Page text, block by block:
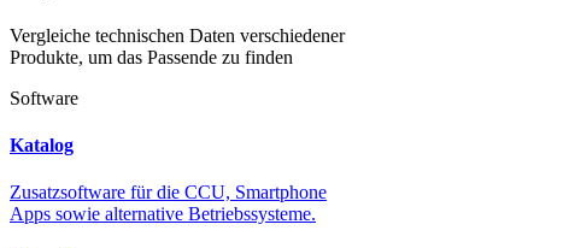
Vergleiche technischen Daten verschiedener
Produkte, um das Passende zu finden
Software
Katalog
Zusatzsoftware für die CCU, Smartphone
Apps sowie alternative Betriebssysteme.